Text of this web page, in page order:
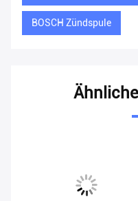
BOSCH Zündspule